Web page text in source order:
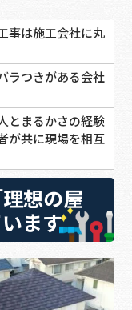
事は施工会社に丸
ラつきがある会社
とまるかさの経験
が共に現場を相互
想の屋
ます